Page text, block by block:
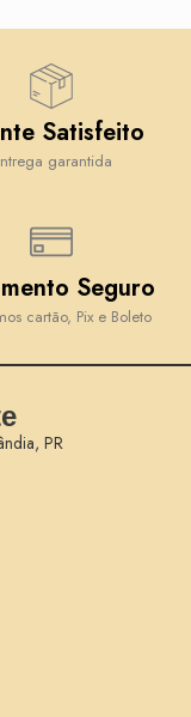
Satisfeito
garantida
Seguro
cartão, Pix e Boleto
PR